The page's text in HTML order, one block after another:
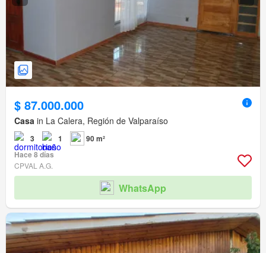
$ 87.000.000
Casa in La Calera, Región de Valparaíso
3 1
90 m²
Hace 8 días
CPVAL A.G.
WhatsApp